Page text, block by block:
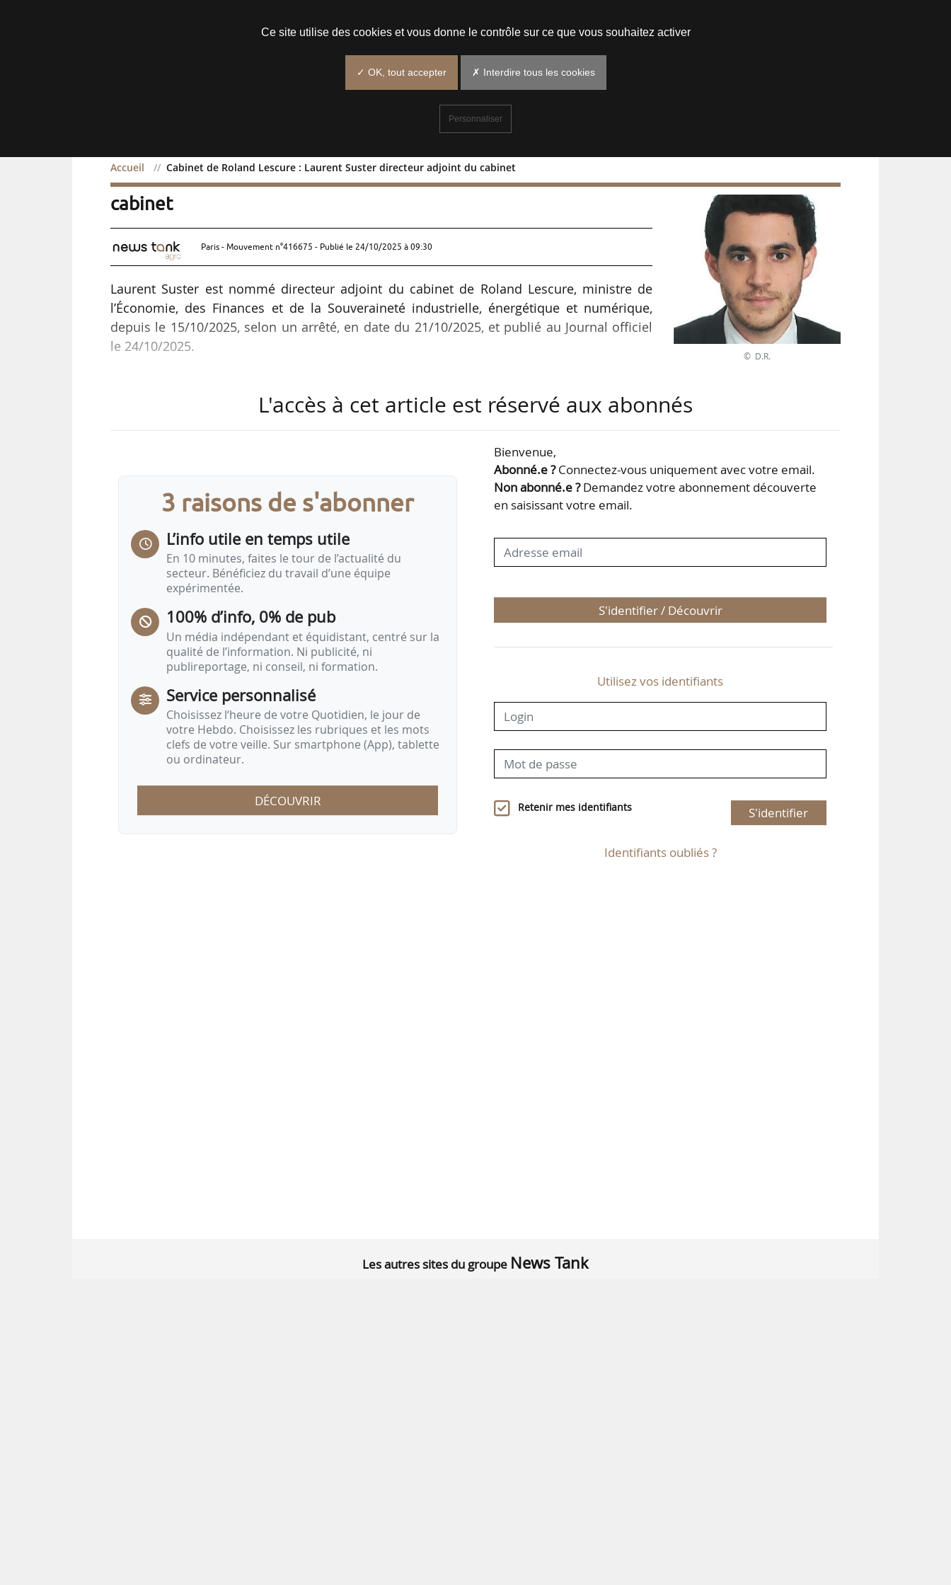
Accueil Cabinet de Roland Lescure : Laurent Suster directeur adjoint du cabinet
Cabinet de Roland Lescure : Laurent Suster directeur adjoint du
cabinet
Paris - Mouvement n°416675 - Publié le 24/10/2025 à 09:30
Laurent Suster est nommé directeur adjoint du cabinet de Roland Lescure, ministre de
l’Économie, des Finances et de la Souveraineté industrielle, énergétique et numérique,
depuis le 15/10/2025, selon un arrêté, en date du 21/10/2025, et publié au Journal officiel
le 24/10/2025.
délégué auprès du ministre de l’Économie, des Finances et de la Souveraineté industrielle,
© D.R.
L'accès à cet article est réservé aux abonnés
3 raisons de s'abonner
L’info utile en temps utile
En 10 minutes, faites le tour de l’actualité du
secteur. Bénéficiez du travail d’une équipe
expérimentée.
100% d’info, 0% de pub
Un média indépendant et équidistant, centré sur la
qualité de l’information. Ni publicité, ni
publireportage, ni conseil, ni formation.
Service personnalisé
Choisissez l‘heure de votre Quotidien, le jour de
votre Hebdo. Choisissez les rubriques et les mots
clefs de votre veille. Sur smartphone (App), tablette
ou ordinateur.
DÉCOUVRIR
Bienvenue,
Abonné.e ?Connectez-vous uniquement avec votre email.
Non abonné.e ?Demandez votre abonnement découverte
en saisissant votre email.
S'identifier / Découvrir
Utilisez vos identifiants
Retenir mes identifiants S'identifier
Identifiants oubliés ?
Les autres sites du groupe News Tank
Ce site utilise des cookies et vous donne le contrôle sur ce que vous souhaitez activer
✓ OK, tout accepter ✗ Interdire tous les cookies
Personnaliser